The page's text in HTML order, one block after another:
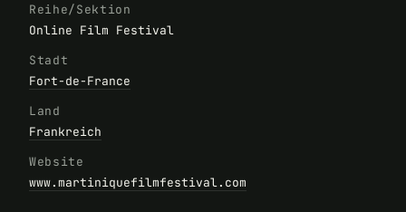
Reihe/Sektion
Online Film Festival
Stadt
Fort-de-France
Land
Frankreich
Website
www.martiniquefilmfestival.com